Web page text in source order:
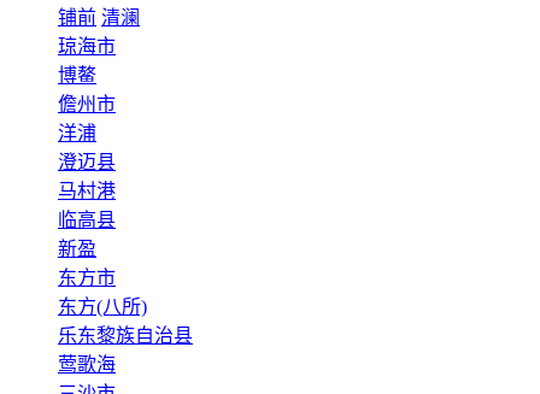
铺前 清澜
琼海市
博鳌
儋州市
洋浦
澄迈县
马村港
临高县
新盈
东方市
东方(八所)
乐东黎族自治县
莺歌海